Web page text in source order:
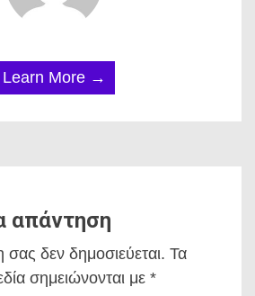
Learn More →
απάντηση
δεν δημοσιεύεται. Τα
σημειώνονται με *